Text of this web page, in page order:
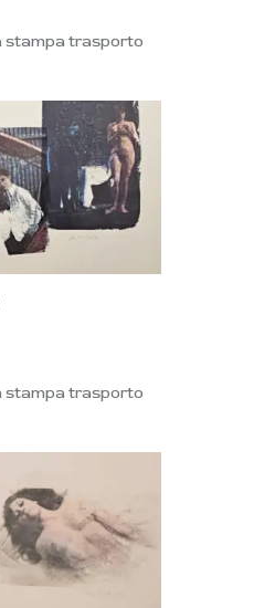
stampa trasporto
stampa trasporto